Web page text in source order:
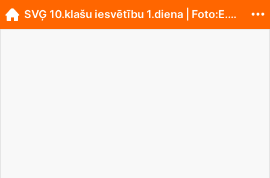
SVĢ 10.klašu iesvētību 1.diena | Foto:E.Malceniece